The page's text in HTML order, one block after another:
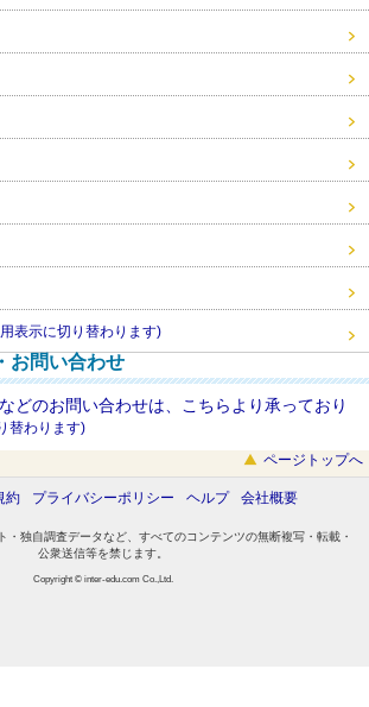
表示に切り替わります)
お問い合わせ
どのお問い合わせは、こちらより承っており
替わります)
ページトップへ
約 プライバシーポリシー ヘルプ 会社概要
・独自調査データなど、すべてのコンテンツの無断複写・転載・
公衆送信等を禁じます。
Copyright © inter-edu.com Co.,Ltd.